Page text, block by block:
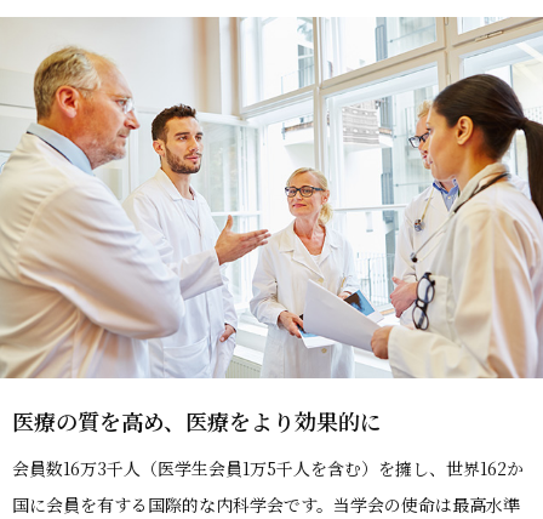
医療の質を高め、医療をより効果的に
会員数16万3千人（医学生会員1万5千人を含む）を擁し、世界162か
国に会員を有する国際的な内科学会です。当学会の使命は最高水準